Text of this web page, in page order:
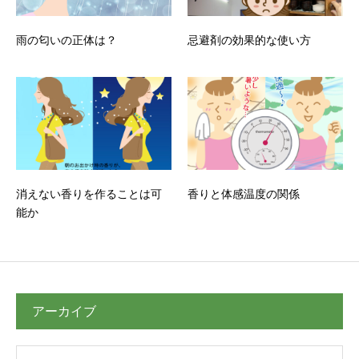
雨の匂いの正体は？ 忌避剤の効果的な使い方
消えない香りを作ることは可
能か
香りと体感温度の関係
アーカイブ